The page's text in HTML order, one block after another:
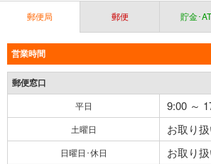
郵便局 郵便 貯金･
営業時間
郵便窓口
平日 9:00 ～
土曜日 お取り
日曜日･休日 お取り